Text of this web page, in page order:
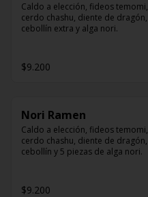
Caldo a elección, fideos temomi,
cerdo chashu, diente de dragón,
cebollín extra y alga nori.
$9.200
Nori Ramen
Caldo a elección, fideos temomi,
cerdo chashu, diente de dragón,
cebollín y 5 piezas de alga nori.
$9.200